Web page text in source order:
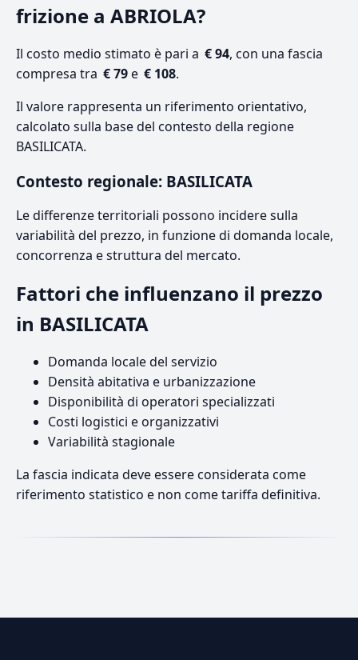
frizione a ABRIOLA?
Il costo medio stimato è pari a € 94, con una fascia
compresa tra € 79e € 108.
Il valore rappresenta un riferimento orientativo,
calcolato sulla base del contesto della regione
BASILICATA.
Contesto regionale: BASILICATA
Le differenze territoriali possono incidere sulla
variabilità del prezzo, in funzione di domanda locale,
concorrenza e struttura del mercato.
Fattori che influenzano il prezzo
in BASILICATA
Domanda locale del servizio
Densità abitativa e urbanizzazione
Disponibilità di operatori specializzati
Costi logistici e organizzativi
Variabilità stagionale
La fascia indicata deve essere considerata come
riferimento statistico e non come tariffa definitiva.